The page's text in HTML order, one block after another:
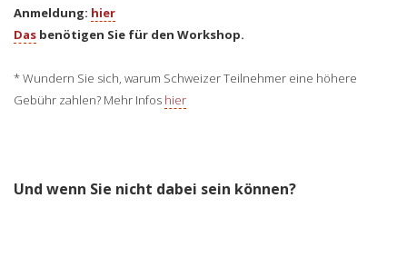
Anmeldung: hier
Das benötigen Sie für den Workshop.
* Wundern Sie sich, warum Schweizer Teilnehmer eine höhere
Gebühr zahlen? Mehr Infos hier
Und wenn Sie nicht dabei sein können?